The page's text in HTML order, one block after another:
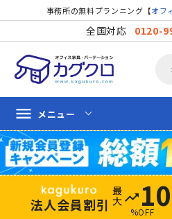
事務所の無料プランニング【オフ
全国対応 0120-
menu メニュー
法人会員割引 trending_up 10
%OFF